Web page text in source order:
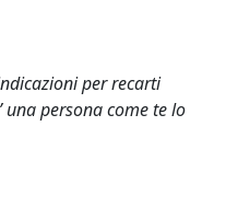
per recarti
una persona come te lo